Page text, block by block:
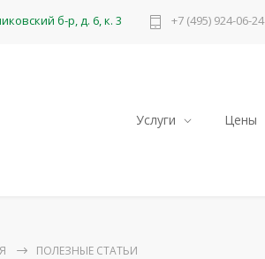
б-р, д. 6, к. 3 +7 (495) 924-06-24
Услуги Цены
ПОЛЕЗНЫЕ СТАТЬИ